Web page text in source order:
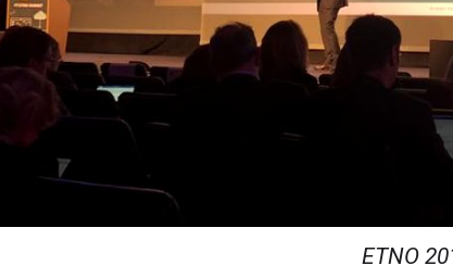
ETNO